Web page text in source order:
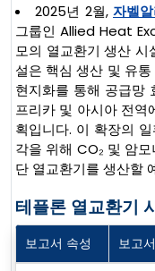
2025년 2월,자벨
그룹인 Allied Heat
모의 열교환기 생산 시
설은 핵심 생산 및 유
현지화를 통해 공급망
프리카 및 아시아 전역
획입니다. 이 확장의
각을 위해 CO₂ 및 암
단 열교환기를 생산할
테플론 열교환기
보고서 속성 보고